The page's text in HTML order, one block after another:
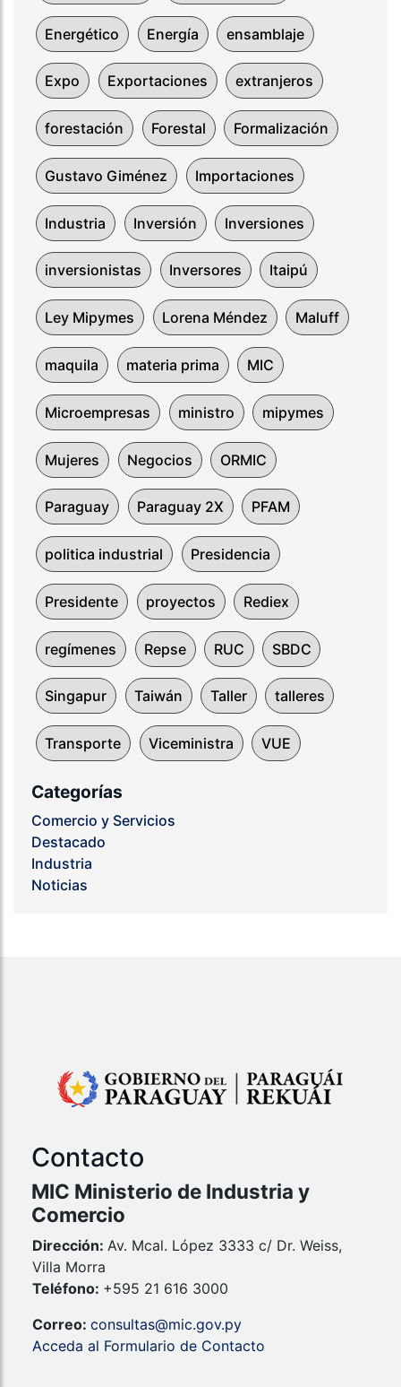
Energético Energía ensamblaje
Expo Exportaciones extranjeros
forestación Forestal Formalización
Gustavo Giménez Importaciones
Industria Inversión Inversiones
inversionistas Inversores Itaipú
Ley Mipymes Lorena Méndez Maluff
maquila materia prima MIC
Microempresas ministro mipymes
Mujeres Negocios ORMIC
Paraguay Paraguay 2X PFAM
politica industrial Presidencia
Presidente proyectos Rediex
regímenes Repse RUC SBDC
Singapur Taiwán Taller talleres
Transporte Viceministra VUE
Categorías
Comercio y Servicios
Destacado
Industria
Noticias
Contacto
MIC Ministerio de Industria y
Comercio
Dirección: Av. Mcal. López 3333 c/ Dr. Weiss,
Villa Morra
Teléfono: +595 21 616 3000
Correo: consultas@mic.gov.py
Acceda al Formulario de Contacto